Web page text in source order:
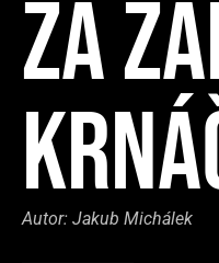
ZA
Autor: Jakub Michálek